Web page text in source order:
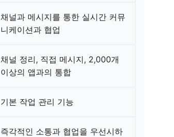
채널과 메시지를 통한 실시간 커뮤
니케이션과 협업
채널 정리, 직접 메시지, 2,000개
이상의 앱과의 통합
기본 작업 관리 기능
즉각적인 소통과 협업을 우선시하